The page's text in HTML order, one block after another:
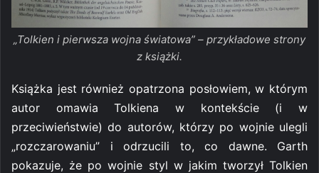
„Tolkien i pierwsza wojna światowa” – przykładowe strony
z książki.
Książka jest również opatrzona posłowiem, w którym
autor omawia Tolkiena w kontekście (i w
przeciwieństwie) do autorów, którzy po wojnie ulegli
„rozczarowaniu” i odrzucili to, co dawne. Garth
pokazuje, że po wojnie styl w jakim tworzył Tolkien